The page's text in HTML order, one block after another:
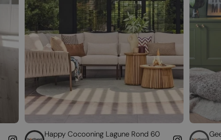
Cocooning Lagune Rond 60
Geef uw bestaande